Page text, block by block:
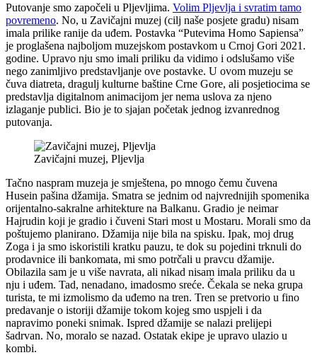
Putovanje smo započeli u Pljevljima. Volim Pljevlja i svratim tamo
povremeno. No, u Zavičajni muzej (cilj naše posjete gradu) nisam
imala prilike ranije da uđem. Postavka “Putevima Homo Sapiensa”
je proglašena najboljom muzejskom postavkom u Crnoj Gori 2021.
godine. Upravo nju smo imali priliku da vidimo i odslušamo više
nego zanimljivo predstavljanje ove postavke. U ovom muzeju se
čuva diatreta, dragulj kulturne baštine Crne Gore, ali posjetiocima se
predstavlja digitalnom animacijom jer nema uslova za njeno
izlaganje publici. Bio je to sjajan početak jednog izvanrednog
putovanja.
Zavičajni muzej, Pljevlja
Tačno naspram muzeja je smještena, po mnogo čemu čuvena
Husein pašina džamija. Smatra se jednim od najvrednijih spomenika
orijentalno-sakralne arhitekture na Balkanu. Gradio je neimar
Hajrudin koji je gradio i čuveni Stari most u Mostaru. Morali smo da
poštujemo planirano. Džamija nije bila na spisku. Ipak, moj drug
Zoga i ja smo iskoristili kratku pauzu, te dok su pojedini trknuli do
prodavnice ili bankomata, mi smo potrčali u pravcu džamije.
Obilazila sam je u više navrata, ali nikad nisam imala priliku da u
nju i uđem. Tad, nenadano, imadosmo sreće. Čekala se neka grupa
turista, te mi izmolismo da uđemo na tren. Tren se pretvorio u fino
predavanje o istoriji džamije tokom kojeg smo uspjeli i da
napravimo poneki snimak. Ispred džamije se nalazi prelijepi
šadrvan. No, moralo se nazad. Ostatak ekipe je upravo ulazio u
kombi.